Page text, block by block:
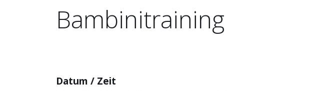
Bambinitraining
Datum / Zeit